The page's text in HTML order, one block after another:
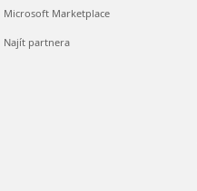
Microsoft Marketplace
Najít partnera